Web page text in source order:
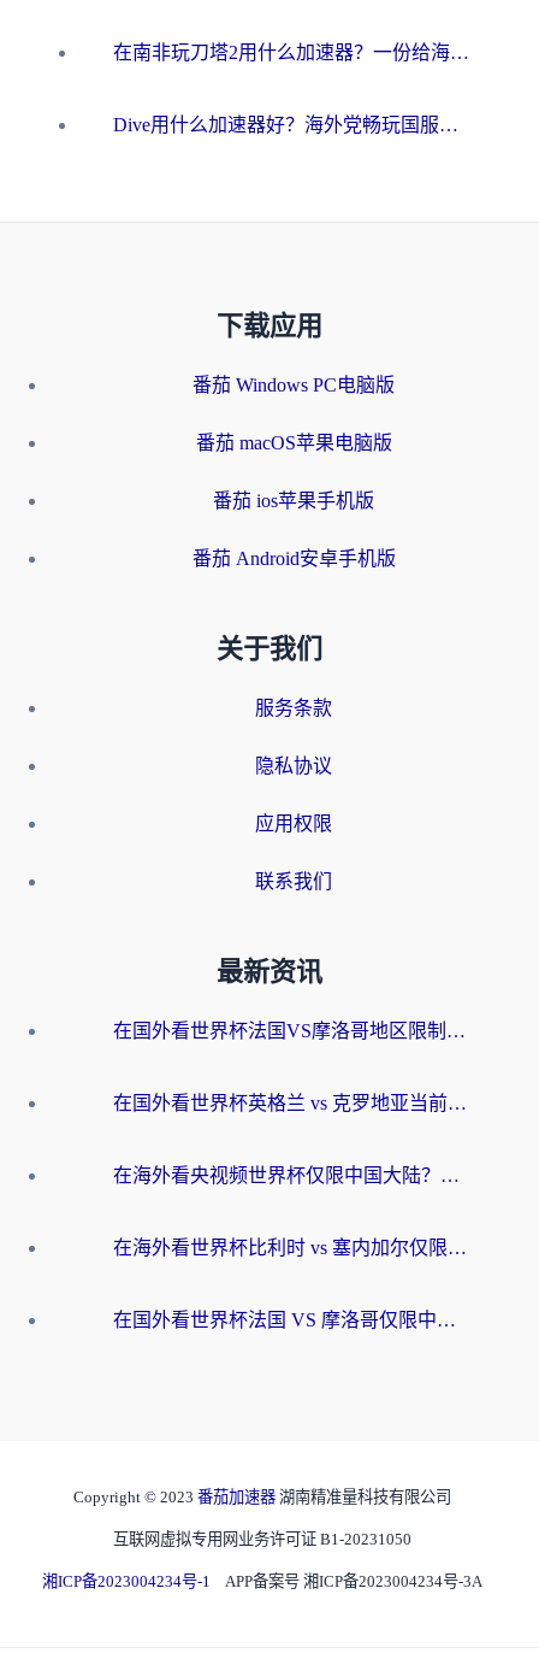
在南非玩刀塔2用什么加速器？一份给海外游子的终极生存指南
Dive用什么加速器好？海外党畅玩国服游戏的终极避坑指南
下载应用
番茄 Windows PC电脑版
番茄 macOS苹果电脑版
番茄 ios苹果手机版
番茄 Android安卓手机版
关于我们
服务条款
隐私协议
应用权限
联系我们
最新资讯
在国外看世界杯法国VS摩洛哥地区限制？这篇指南让你流畅看中文解说无压力
在国外看世界杯英格兰 vs 克罗地亚当前地区不可播放？这篇指南帮你搞定所有海外观赛难题
在海外看央视频世界杯仅限中国大陆？这篇指南帮你解锁中文解说+无卡顿直播
在海外看世界杯比利时 vs 塞内加尔仅限中国大陆？我找到了最流畅的中文解说之路
在国外看世界杯法国 VS 摩洛哥仅限中国大陆？海外党这样看中文解说赛事不卡顿
Copyright © 2023 番茄加速器 湖南精准量科技有限公司
互联网虚拟专用网业务许可证 B1-20231050
湘ICP备2023004234号-1 APP备案号 湘ICP备2023004234号-3A